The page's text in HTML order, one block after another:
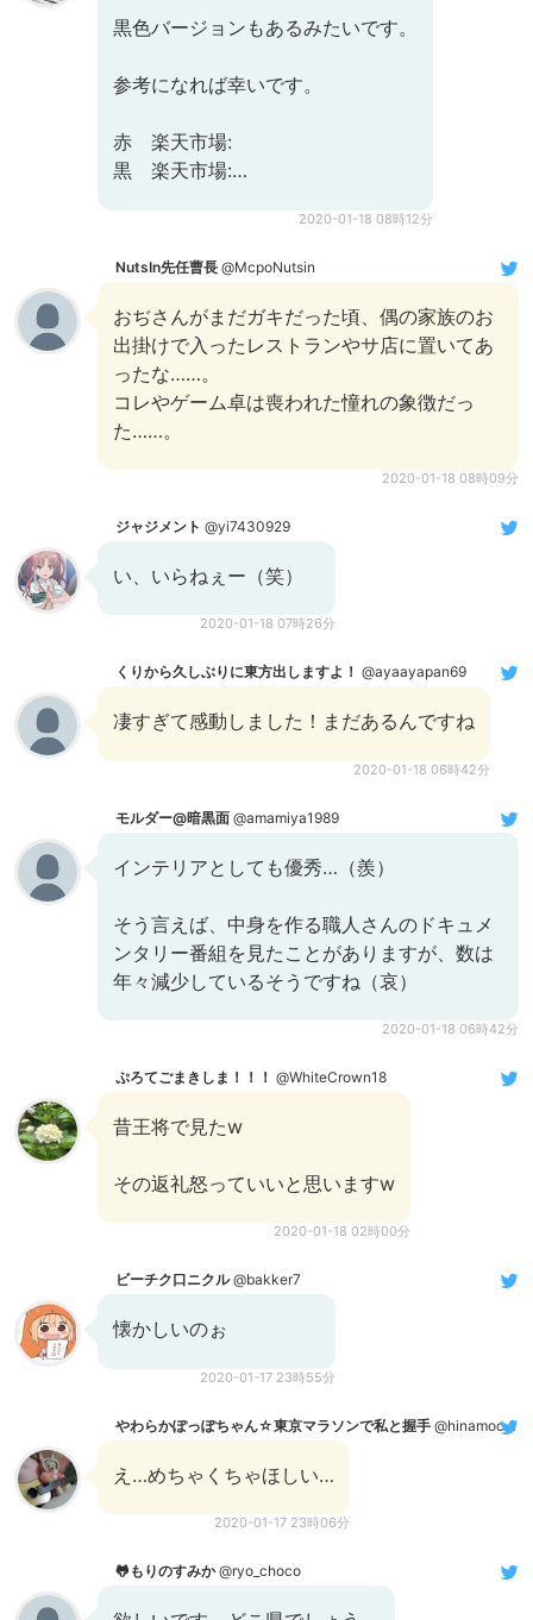
黒色バージョンもあるみたいです。
参考になれば幸いです。
赤 楽天市場:
黒 楽天市場:…
2020-01-18 08時12分
NutsIn先任曹長 @McpoNutsin
おぢさんがまだガキだった頃、偶の家族のお
出掛けで入ったレストランやサ店に置いてあ
ったな……。
コレやゲーム卓は喪われた憧れの象徴だっ
た……。
2020-01-18 08時09分
ジャジメント @yi7430929
い、いらねぇー（笑）
2020-01-18 07時26分
くりから久しぶりに東方出しますよ！ @ayaayapan69
凄すぎて感動しました！まだあるんですね
2020-01-18 06時42分
モルダー@暗黒面 @amamiya1989
インテリアとしても優秀…（羨）
そう言えば、中身を作る職人さんのドキュメ
ンタリー番組を見たことがありますが、数は
年々減少しているそうですね（哀）
2020-01-18 06時42分
ぷろてごまきしま！！！ @WhiteCrown18
昔王将で見たw
その返礼怒っていいと思いますw
2020-01-18 02時00分
ビーチク口ニクル@bakker7
懐かしいのぉ
2020-01-17 23時55分
やわらかぽっぽちゃん☆東京マラソンで私と握手 @hinamocchi
え…めちゃくちゃほしい…
2020-01-17 23時06分
🐸もりのすみか@ryo_choco